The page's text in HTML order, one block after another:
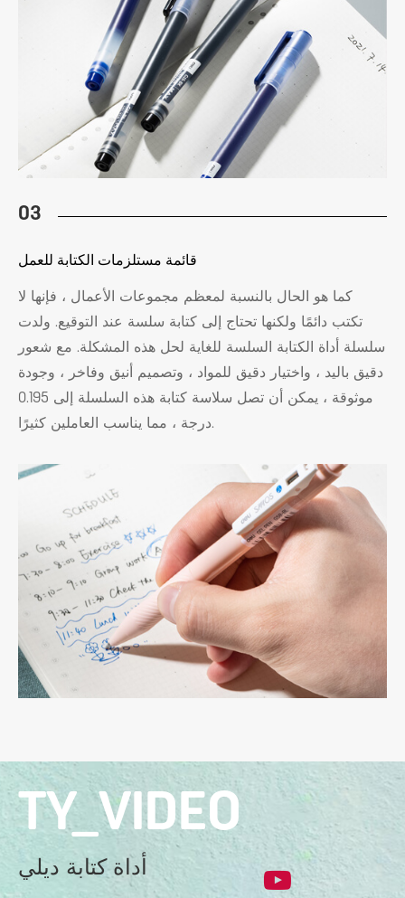
03
قائمة مستلزمات الكتابة للعمل
كما هو الحال بالنسبة لمعظم مجموعات الأعمال ، فإنها لا
تكتب دائمًا ولكنها تحتاج إلى كتابة سلسة عند التوقيع. ولدت
سلسلة أداة الكتابة السلسة للغاية لحل هذه المشكلة. مع شعور
دقيق باليد ، واختيار دقيق للمواد ، وتصميم أنيق وفاخر ، وجودة
موثوقة ، يمكن أن تصل سلاسة كتابة هذه السلسلة إلى 0.195
درجة ، مما يناسب العاملين كثيرًا.
TY_VIDEO
أداة كتابة ديلي